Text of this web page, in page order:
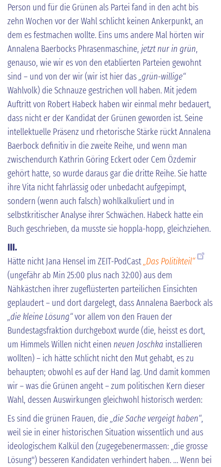
Person und für die Grünen als Partei fand in den acht bis
zehn Wochen vor der Wahl schlicht keinen Ankerpunkt, an
dem es festmachen wollte. Eins ums andere Mal hörten wir
Annalena Baerbocks Phrasenmaschine, jetzt nur in grün,
genauso, wie wir es von den etablierten Parteien gewohnt
sind – und von der wir (wir ist hier das„grün-willige“
Wahlvolk) die Schnauze gestrichen voll haben. Mit jedem
Auftritt von Robert Habeck haben wir einmal mehr bedauert,
dass nicht er der Kandidat der Grünen geworden ist. Seine
intellektuelle Präsenz und rhetorische Stärke rückt Annalena
Baerbock definitiv in die zweite Reihe, und wenn man
zwischendurch Kathrin Göring Eckert oder Cem Özdemir
gehört hatte, so wurde daraus gar die dritte Reihe. Sie hatte
ihre Vita nicht fahrlässig oder unbedacht aufgepimpt,
sondern (wenn auch falsch) wohlkalkuliert und in
selbstkritischer Analyse ihrer Schwächen. Habeck hatte ein
Buch geschrieben, da musste sie hoppla-hopp, gleichziehen.
III.
Hätte nicht Jana Hensel im ZEIT-PodCast„Das Politikteil“
(ungefähr ab Min 25:00 plus nach 32:00) aus dem
Nähkästchen ihrer zugeflüsterten parteilichen Einsichten
geplaudert – und dort dargelegt, dass Annalena Baerbock als
„die kleine Lösung“vor allem von den Frauen der
Bundestagsfraktion durchgeboxt wurde (die, heisst es dort,
um Himmels Willen nicht einen neuen Joschka installieren
wollten) – ich hätte schlicht nicht den Mut gehabt, es zu
behaupten; obwohl es auf der Hand lag. Und damit kommen
wir – was die Grünen angeht – zum politischen Kern dieser
Wahl, dessen Auswirkungen gleichwohl historisch werden:
Es sind die grünen Frauen, die„die Sache vergeigt haben“,
weil sie in einer historischen Situation wissentlich und aus
ideologischem Kalkül den (zugegebenermassen: „die grosse
Lösung") besseren Kandidaten verhindert haben. … Wenn bei